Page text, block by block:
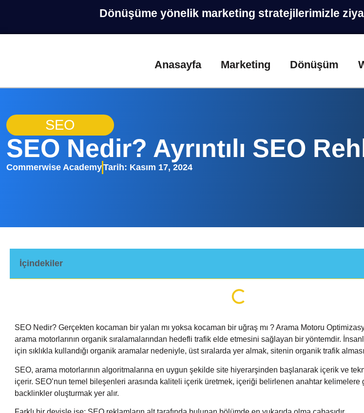
Dönüşüme yönelik marketing stratejilerimizle
Anasayfa Marketing Dönüşüm
SEO
SEO Nedir? Ayrıntılı SEO
Commerwise AcademyTarih: Kasım 17, 2024
İçindekiler
SEO Nedir? Gerçekten kocaman bir yalan mı yoksa kocaman bir uğraş mı ? Arama Motoru
arama motorlarının organik sıralamalarından hedefli trafik elde etmesini sağlayan bir yöntemdir.
için sıklıkla kullandığı organik aramalar nedeniyle, üst sıralarda yer almak, sitenin organik trafik
SEO, arama motorlarının algoritmalarına en uygun şekilde site hiyerarşinden başlanarak içerik ve
içerir. SEO’nun temel bileşenleri arasında kaliteli içerik üretmek, içeriği belirlenen anahtar kelimelere
backlinkler oluşturmak yer alır.